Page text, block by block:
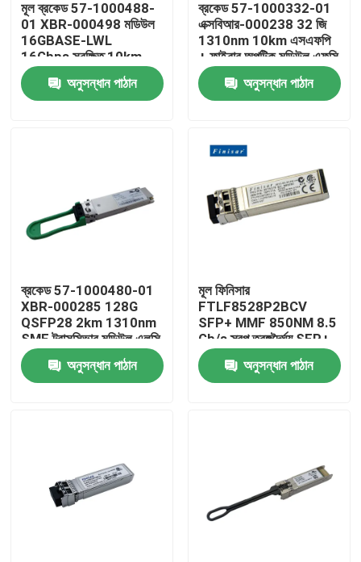
বাড়ি
আমাদের সম্পর্কে
মান নিয়ন্ত্রণ
যোগাযোগ করুন
400G/800G অপটিক্যাল মডিউল
মূল ব্রকেড 57-1000488-
01 XBR-000498 মডিউল
16GBASE-LWL
16Gbps সুরক্ষিত 10km
1310nm SMF ফাইবার
অপটিক সরঞ্জামঅনুসন্ধান পাঠান
ব্রকেড 57-1000332-01
এক্সবিআর-000238 32 জি
1310nm 10km এসএফপি
+ ফাইবার অপটিক মডিউল এফসি
সংযোগকারী সহ
অনুসন্ধান পাঠান
ব্রকেড 57-1000480-01
XBR-000285 128G
QSFP28 2km 1310nm
SMF ট্রান্সসিভার মডিউল এলসি
সংযোগকারী সহ
অনুসন্ধান পাঠান
মূল ফিনিসার
FTLF8528P2BCV
SFP+ MMF 850NM 8.5
Gb/s স্বল্প তরঙ্গদৈর্ঘ্য SFP+
ট্রান্সিভার মডিউল
অনুসন্ধান পাঠান